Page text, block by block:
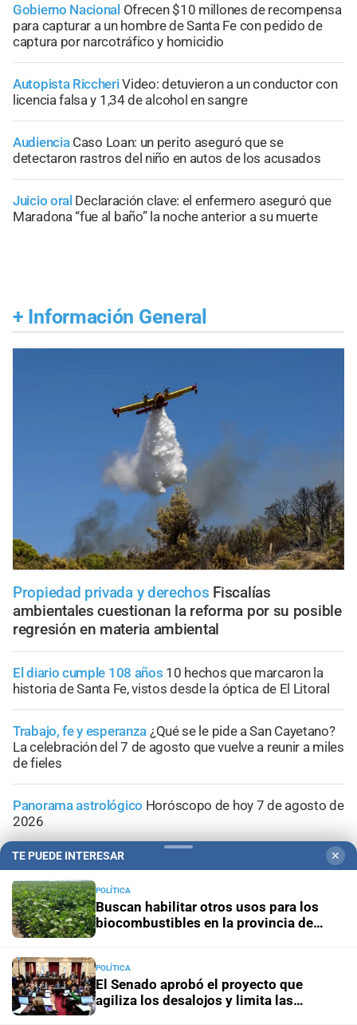
Gobierno Nacional Ofrecen $10 millones de recompensa
para capturar a un hombre de Santa Fe con pedido de
captura por narcotráfico y homicidio
Autopista RiccheriVideo: detuvieron a un conductor con
licencia falsa y 1,34 de alcohol en sangre
Audiencia Caso Loan: un perito aseguró que se
detectaron rastros del niño en autos de los acusados
Juicio oral Declaración clave: el enfermero aseguró que
Maradona “fue al baño” la noche anterior a su muerte
+ Información General
Propiedad privada y derechos Fiscalías
ambientales cuestionan la reforma por su posible
regresión en materia ambiental
El diario cumple 108 años 10 hechos que marcaron la
historia de Santa Fe, vistos desde la óptica de El Litoral
Trabajo, fe y esperanza ¿Qué se le pide a San Cayetano?
La celebración del 7 de agosto que vuelve a reunir a miles
de fieles
Panorama astrológico Horóscopo de hoy 7 de agosto de
2026
Efemérides Día Internacional de la Cerveza: por qué se
celebra cada 7 agosto y cuál es el curioso origen de la
festividad
TE PUEDE INTERESAR ✕
POLÍTICA
Buscan habilitar otros usos para los
biocombustibles en la provincia de
POLÍTICA
El Senado aprobó el proyecto que
agiliza los desalojos y limita las